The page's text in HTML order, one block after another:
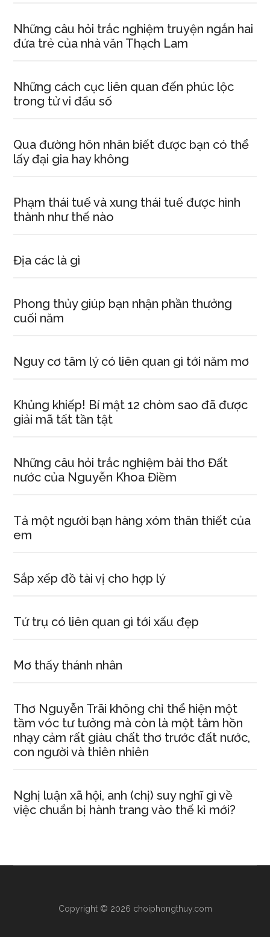
Những câu hỏi trắc nghiệm truyện ngắn hai
đứa trẻ của nhà văn Thạch Lam
Những cách cục liên quan đến phúc lộc
trong tử vi đẩu số
Qua đường hôn nhân biết được bạn có thể
lấy đại gia hay không
Phạm thái tuế và xung thái tuế được hình
thành như thế nào
Địa các là gì
Phong thủy giúp bạn nhận phần thưởng
cuối năm
Nguy cơ tâm lý có liên quan gì tới năm mơ
Khủng khiếp! Bí mật 12 chòm sao đã được
giải mã tất tần tật
Những câu hỏi trắc nghiệm bài thơ Đất
nước của Nguyễn Khoa Điềm
Tả một người bạn hàng xóm thân thiết của
em
Sắp xếp đồ tài vị cho hợp lý
Tứ trụ có liên quan gì tới xấu đẹp
Mơ thấy thánh nhân
Thơ Nguyễn Trãi không chỉ thể hiện một
tầm vóc tư tưởng mà còn là một tâm hồn
nhạy cảm rất giàu chất thơ trước đất nước,
con người và thiên nhiên
Nghị luận xã hội, anh (chị) suy nghĩ gì về
việc chuẩn bị hành trang vào thế kỉ mới?
Copyright © 2026 choiphongthuy.com